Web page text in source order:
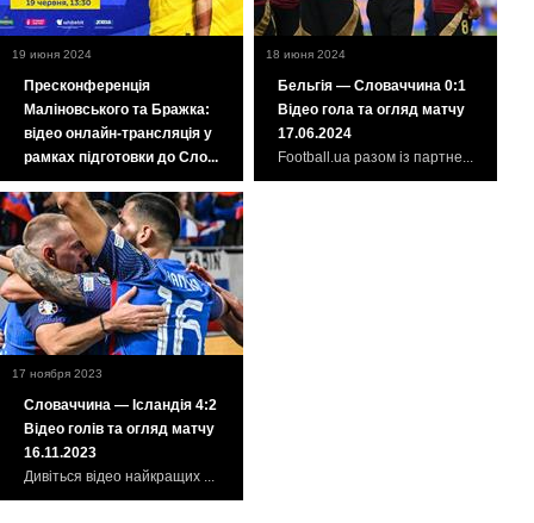
19 июня 2024
Пресконференція
Маліновського та Бражка:
відео онлайн-трансляція у
рамках підготовки до Сло...
18 июня 2024
Бельгія — Словаччина 0:1
Відео гола та огляд матчу
17.06.2024
Football.ua разом із партне...
17 ноября 2023
Словаччина — Ісландія 4:2
Відео голів та огляд матчу
16.11.2023
Дивіться відео найкращих ...